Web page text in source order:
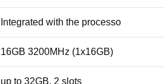
Integrated with the processo
16GB 3200MHz (1x16GB)
up to 32GB, 2 slots